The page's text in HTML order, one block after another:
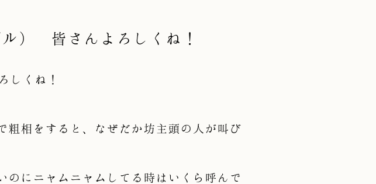
） 皆さんよろしくね！
しくね！
粗相をすると、なぜだか坊主頭の人が叫び
のにニャムニャムしてる時はいくら呼んで